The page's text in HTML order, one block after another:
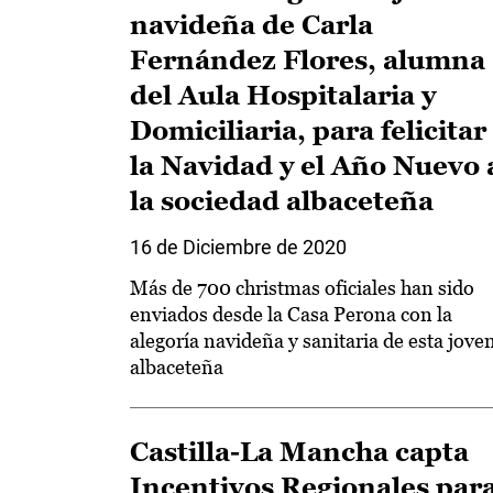
navideña de Carla
Fernández Flores, alumna
del Aula Hospitalaria y
Domiciliaria, para felicitar
la Navidad y el Año Nuevo
la sociedad albaceteña
16 de Diciembre de 2020
Más de 700 christmas oficiales han sido
enviados desde la Casa Perona con la
alegoría navideña y sanitaria de esta
albaceteña
Castilla-La Mancha capta
Incentivos Regionales